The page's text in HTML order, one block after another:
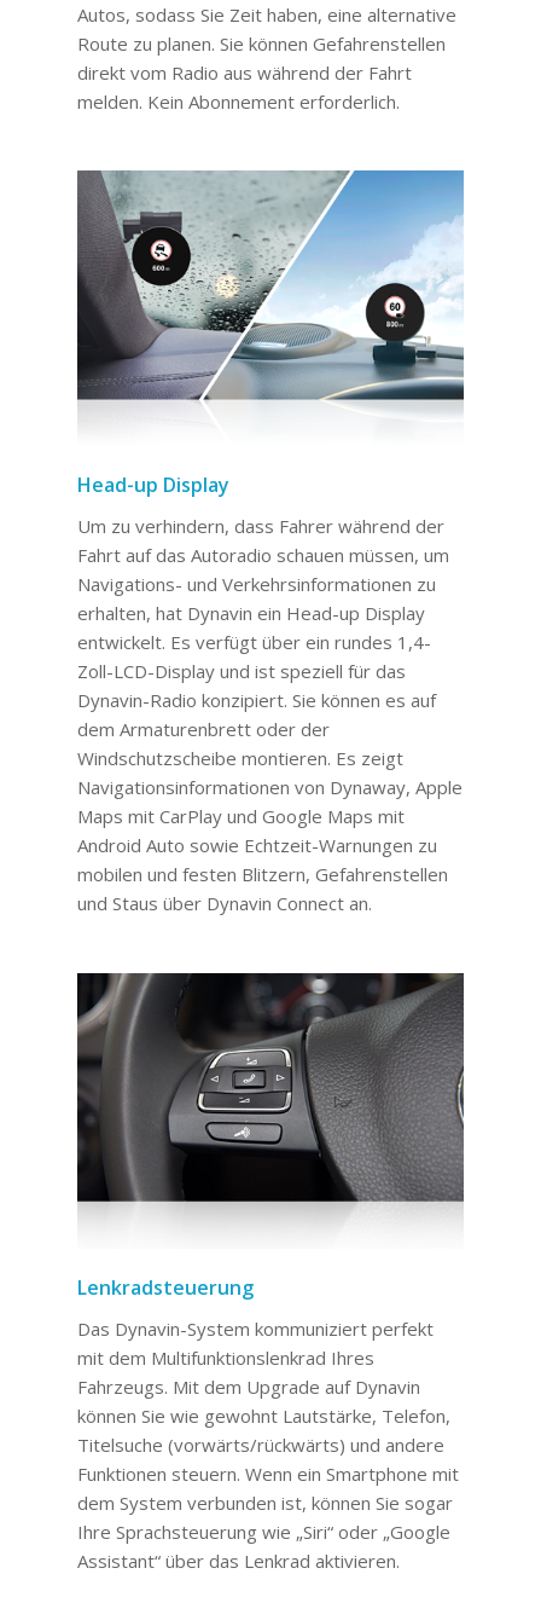
Autos, sodass Sie Zeit haben, eine alternative
Route zu planen. Sie können Gefahrenstellen
direkt vom Radio aus während der Fahrt
melden. Kein Abonnement erforderlich.
Head-up Display
Um zu verhindern, dass Fahrer während der
Fahrt auf das Autoradio schauen müssen, um
Navigations- und Verkehrsinformationen zu
erhalten, hat Dynavin ein Head-up Display
entwickelt. Es verfügt über ein rundes 1,4-
Zoll-LCD-Display und ist speziell für das
Dynavin-Radio konzipiert. Sie können es auf
dem Armaturenbrett oder der
Windschutzscheibe montieren. Es zeigt
Navigationsinformationen von Dynaway, Apple
Maps mit CarPlay und Google Maps mit
Android Auto sowie Echtzeit-Warnungen zu
mobilen und festen Blitzern, Gefahrenstellen
und Staus über Dynavin Connect an.
Lenkradsteuerung
Das Dynavin-System kommuniziert perfekt
mit dem Multifunktionslenkrad Ihres
Fahrzeugs. Mit dem Upgrade auf Dynavin
können Sie wie gewohnt Lautstärke, Telefon,
Titelsuche (vorwärts/rückwärts) und andere
Funktionen steuern. Wenn ein Smartphone mit
dem System verbunden ist, können Sie sogar
Ihre Sprachsteuerung wie „Siri“ oder „Google
Assistant“ über das Lenkrad aktivieren.